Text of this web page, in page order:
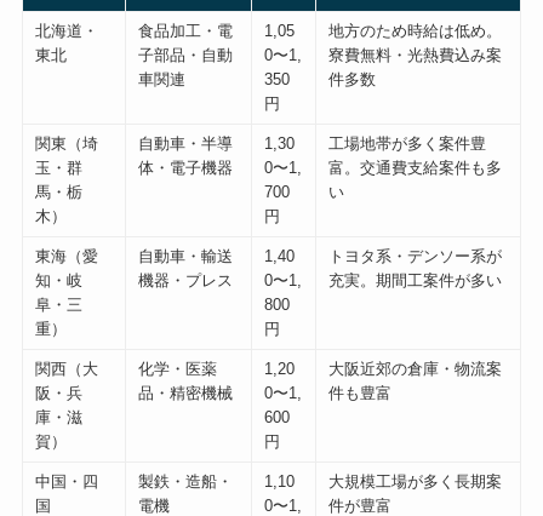
北海道・
東北
食品加工・電
子部品・自動
車関連
1,05
0〜1,
350
円
地方のため時給は低め。
寮費無料・光熱費込み案
件多数
関東（埼
玉・群
馬・栃
木）
自動車・半導
体・電子機器
1,30
0〜1,
700
円
工場地帯が多く案件豊
富。交通費支給案件も多
い
東海（愛
知・岐
阜・三
重）
自動車・輸送
機器・プレス
1,40
0〜1,
800
円
トヨタ系・デンソー系が
充実。期間工案件が多い
関西（大
阪・兵
庫・滋
賀）
化学・医薬
品・精密機械
1,20
0〜1,
600
円
大阪近郊の倉庫・物流案
件も豊富
中国・四
国
製鉄・造船・
電機
1,10
0〜1,
大規模工場が多く長期案
件が豊富